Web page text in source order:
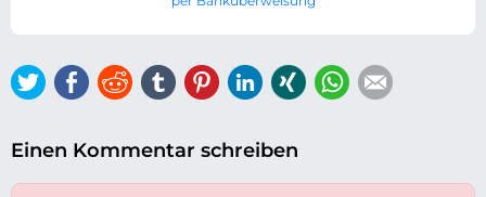
TwitterFacebook
ReddittumblrPinterestLinkedIn
Xing WhatsApp
Einen Kommentar schreiben